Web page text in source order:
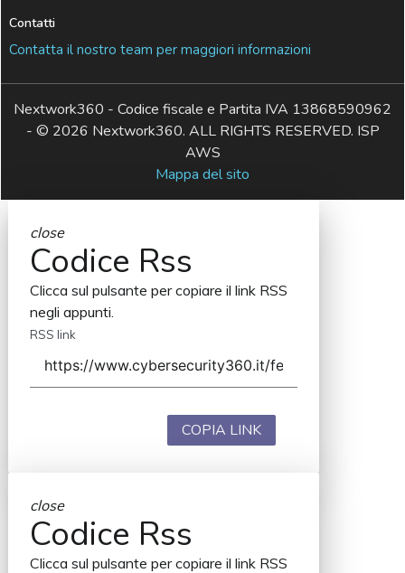
Contatti
Contatta il nostro team per maggiori informazioni
Nextwork360 - Codice fiscale e Partita IVA 13868590962
- © 2026 Nextwork360. ALL RIGHTS RESERVED. ISP
AWS
Mappa del sito
close
Codice Rss
Clicca sul pulsante per copiare il link RSS
negli appunti.
RSS link
COPIA LINK
close
Codice Rss
Clicca sul pulsante per copiare il link RSS